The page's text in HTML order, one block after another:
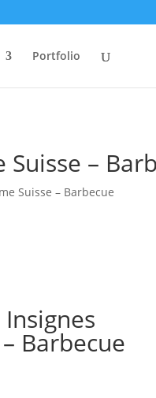
Portfolio
–
Suisse – Barbecue
Barbecue